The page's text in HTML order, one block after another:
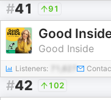
#41 91
Good
Good Inside
Listeners:
#42 102